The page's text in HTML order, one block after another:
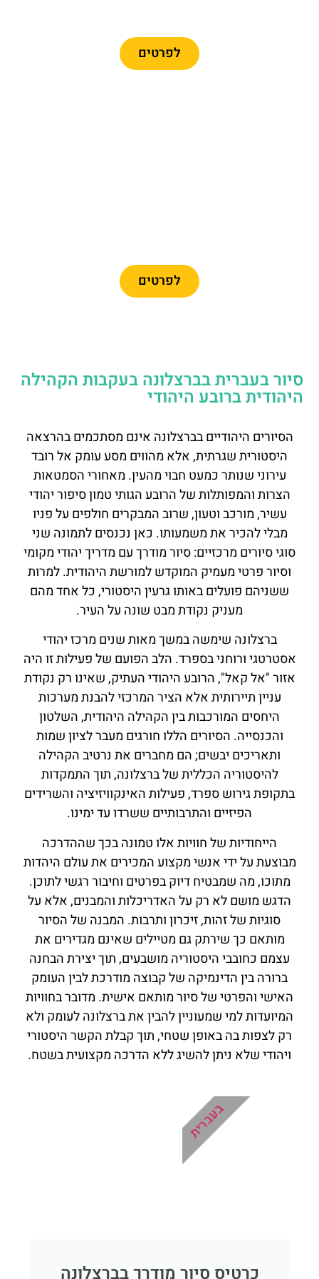
לפרטים
לפרטים
סיור בעברית בברצלונה בעקבות הקהילה
היהודית ברובע היהודי
הסיורים היהודיים בברצלונה אינם מסתכמים בהרצאה
היסטורית שגרתית, אלא מהווים מסע עומק אל רובד
עירוני שנותר כמעט חבוי מהעין. מאחורי הסמטאות
הצרות והמפותלות של הרובע הגותי טמון סיפור יהודי
עשיר, מורכב וטעון, שרוב המבקרים חולפים על פניו
מבלי להכיר את משמעותו. כאן נכנסים לתמונה שני
סוגי סיורים מרכזיים: סיור מודרך עם מדריך יהודי מקומי
וסיור פרטי מעמיק המוקדש למורשת היהודית. למרות
ששניהם פועלים באותו גרעין היסטורי, כל אחד מהם
מעניק נקודת מבט שונה על העיר.
ברצלונה שימשה במשך מאות שנים מרכז יהודי
אסטרטגי ורוחני בספרד. הלב הפועם של פעילות זו היה
אזור "אל קאל", הרובע היהודי העתיק, שאינו רק נקודת
עניין תיירותית אלא הציר המרכזי להבנת מערכות
היחסים המורכבות בין הקהילה היהודית, השלטון
והכנסייה. הסיורים הללו חורגים מעבר לציון שמות
ותאריכים יבשים; הם מחברים את נרטיב הקהילה
להיסטוריה הכללית של ברצלונה, תוך התמקדות
בתקופת גירוש ספרד, פעילות האינקוויזיציה והשרידים
הפיזיים והתרבותיים ששרדו עד ימינו.
הייחודיות של חוויות אלו טמונה בכך שההדרכה
מבוצעת על ידי אנשי מקצוע המכירים את עולם היהדות
מתוכו, מה שמבטיח דיוק בפרטים וחיבור רגשי לתוכן.
הדגש מושם לא רק על האדריכלות והמבנים, אלא על
סוגיות של זהות, זיכרון ותרבות. המבנה של הסיור
מותאם כך שירתק גם מטיילים שאינם מגדירים את
עצמם כחובבי היסטוריה מושבעים, תוך יצירת הבחנה
ברורה בין הדינמיקה של קבוצה מודרכת לבין העומק
האישי והפרטי של סיור מותאם אישית. מדובר בחוויות
המיועדות למי שמעוניין להבין את ברצלונה לעומק ולא
רק לצפות בה באופן שטחי, תוך קבלת הקשר היסטורי
ויהודי שלא ניתן להשיג ללא הדרכה מקצועית בשטח.
כרטיס סיור מודרך בברצלונה
בעברית